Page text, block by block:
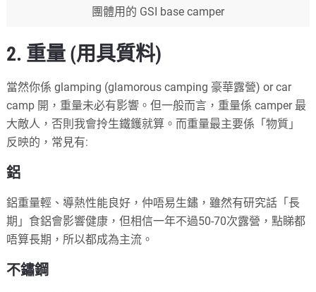
團體用的 GSI base camper
2. 重量 (用具質料)
當然你係 glamping (glamorous camping 豪華露營) or car
camp 開，重量未必有影響。但一般而言，重量係 camper 最
大敵人，否則我會拎生鐵鑊就算。而重量最主要係「物質」
反映的，常見有:
鋁
鋁重量輕、導熱性能良好，仲唔易生鏽，雖然有研究話「長
期」食鋁會影響健康，但相信一年不過50-70次露營，點睇都
唔算長期，所以都成為主流。
不鏽鋼